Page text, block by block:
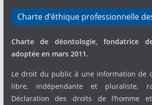
Charte d’éthique professionnelle
Charte de déontologie, fondatrice
adoptée en mars 2011.
Le droit du public à une information de
libre, indépendante et pluraliste,
Déclaration des droits de l’homme